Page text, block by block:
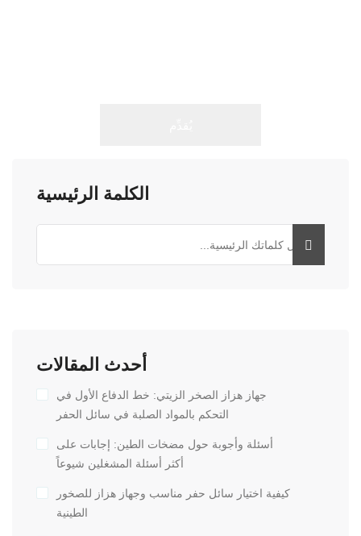
الكلمة الرئيسية
أحدث المقالات
جهاز هزاز الصخر الزيتي: خط الدفاع الأول في
التحكم بالمواد الصلبة في سائل الحفر
أسئلة وأجوبة حول مضخات الطين: إجابات على
أكثر أسئلة المشغلين شيوعاً
كيفية اختيار سائل حفر مناسب وجهاز هزاز للصخور
الطينية